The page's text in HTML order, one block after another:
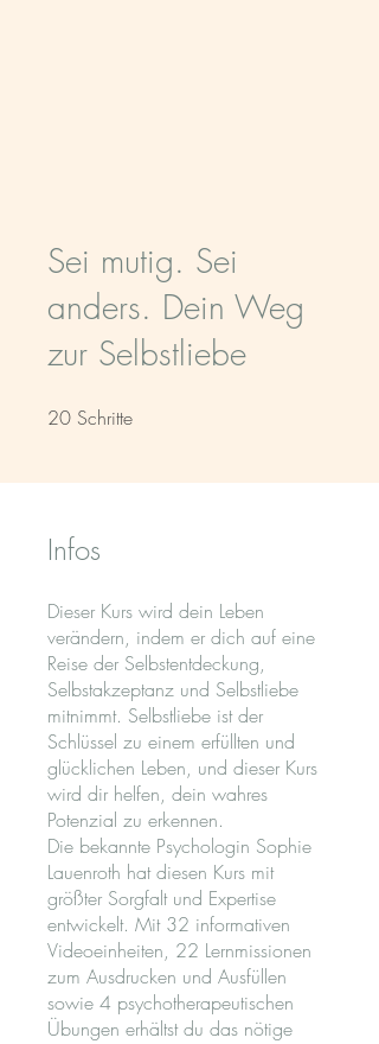
Sei mutig. Sei
anders. Dein Weg
zur Selbstliebe
20 Schritte
Infos
Dieser Kurs wird dein Leben
verändern, indem er dich auf eine
Reise der Selbstentdeckung,
Selbstakzeptanz und Selbstliebe
mitnimmt. Selbstliebe ist der
Schlüssel zu einem erfüllten und
glücklichen Leben, und dieser Kurs
wird dir helfen, dein wahres
Potenzial zu erkennen.
Die bekannte Psychologin Sophie
Lauenroth hat diesen Kurs mit
größter Sorgfalt und Expertise
entwickelt. Mit 32 informativen
Videoeinheiten, 22 Lernmissionen
zum Ausdrucken und Ausfüllen
sowie 4 psychotherapeutischen
Übungen erhältst du das nötige